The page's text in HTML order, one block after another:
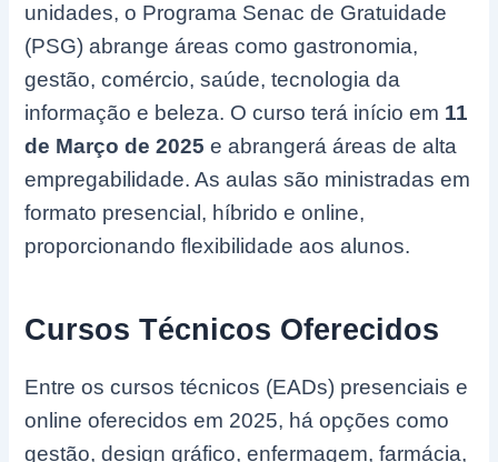
unidades, o Programa Senac de Gratuidade
(PSG) abrange áreas como gastronomia,
gestão, comércio, saúde, tecnologia da
informação e beleza. O curso terá início em 11
de Março de 2025 e abrangerá áreas de alta
empregabilidade. As aulas são ministradas em
formato presencial, híbrido e online,
proporcionando flexibilidade aos alunos.
Cursos Técnicos Oferecidos
Entre os cursos técnicos (EADs) presenciais e
online oferecidos em 2025, há opções como
gestão, design gráfico, enfermagem, farmácia,